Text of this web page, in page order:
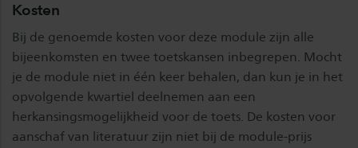
Kosten
Bij de genoemde kosten voor deze module zijn alle
bijeenkomsten en twee toetskansen inbegrepen. Mocht
je de module niet in één keer behalen, dan kun je in het
opvolgende kwartiel deelnemen aan een
herkansingsmogelijkheid voor de toets. De kosten voor
aanschaf van literatuur zijn niet bij de module-prijs